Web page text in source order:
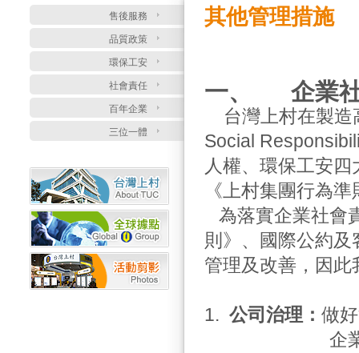
售後服務
品質政策
環保工安
社會責任
百年企業
三位一體
其他管理措施
一、 企業
台灣上村在製造
Social
人權、環保工安
《上村集團行為
為落實企業社會
則》、國際公約
管理及改善，因
1. 公司治理： 做
企業持續營